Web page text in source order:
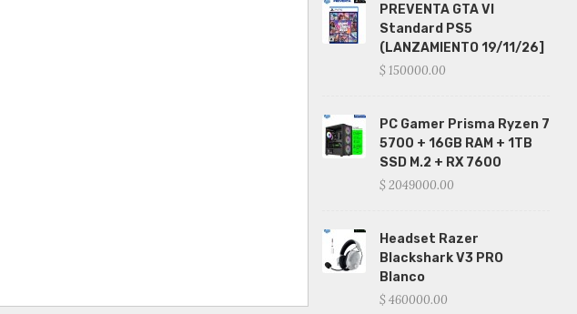
PREVENTA GTA VI
Standard PS5
(LANZAMIENTO 19/11/26]
$ 150000.00
PC Gamer Prisma Ryzen 7
5700 + 16GB RAM + 1TB
SSD M.2 + RX 7600
$ 2049000.00
Headset Razer
Blackshark V3 PRO
Blanco
$ 460000.00